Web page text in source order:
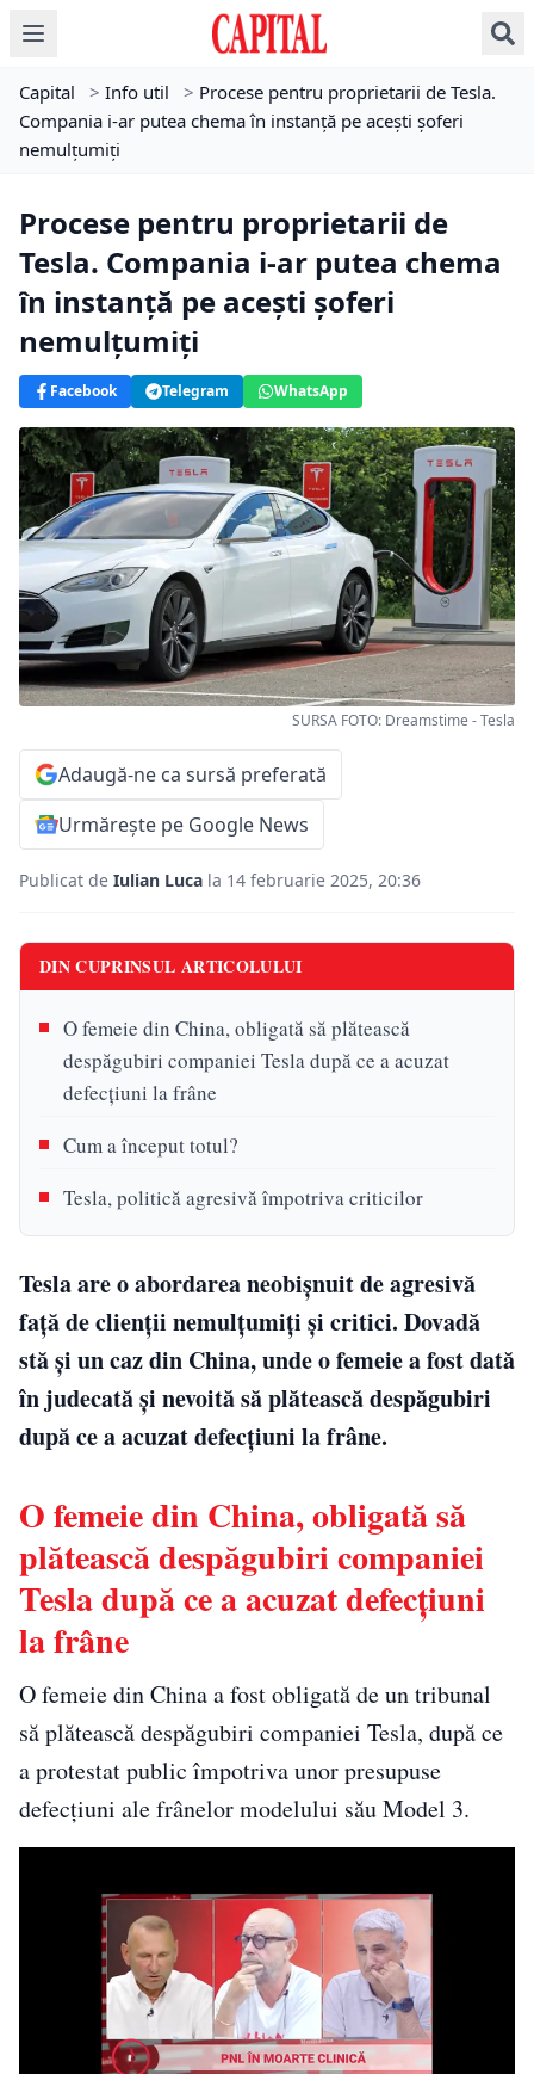
Capital > Info util > Procese pentru proprietarii de Tesla.
Compania i-ar putea chema în instanță pe acești șoferi
nemulțumiți
Procese pentru proprietarii de
Tesla. Compania i-ar putea chema
în instanță pe acești șoferi
nemulțumiți
Facebook Telegram WhatsApp
SURSA FOTO: Dreamstime - Tesla
Adaugă-ne ca sursă preferată
Urmărește pe Google News
Publicat de Iulian Luca la 14 februarie 2025, 20:36
DIN CUPRINSUL ARTICOLULUI
O femeie din China, obligată să plătească
despăgubiri companiei Tesla după ce a acuzat
defecțiuni la frâne
Cum a început totul?
Tesla, politică agresivă împotriva criticilor
Tesla are o abordarea neobișnuit de agresivă
față de clienții nemulțumiți și critici. Dovadă
stă și un caz din China, unde o femeie a fost dată
în judecată și nevoită să plătească despăgubiri
după ce a acuzat defecțiuni la frâne.
O femeie din China, obligată să
plătească despăgubiri companiei
Tesla după ce a acuzat defecțiuni
la frâne
O femeie din China a fost obligată de un tribunal
să plătească despăgubiri companiei Tesla, după ce
a protestat public împotriva unor presupuse
defecțiuni ale frânelor modelului său Model 3.